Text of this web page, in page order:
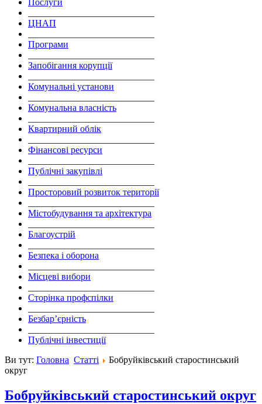
Послуги
ЦНАП
Програми
Запобігання корупції
Комунальні установи
Комунальна власність
Квартирний облік
Фінансові ресурси
Публічні закупівлі
Просторовий розвиток території
Містобудування та архітектура
Благоустрій
Безпека і оборона
Місцеві вибори
Сторінка профспілки
Безбар’єрність
Публічні інвестиції
Ви тут: Головна Статті
Бобруйківський старостинський
округ
Бобруйківський старостинський округ